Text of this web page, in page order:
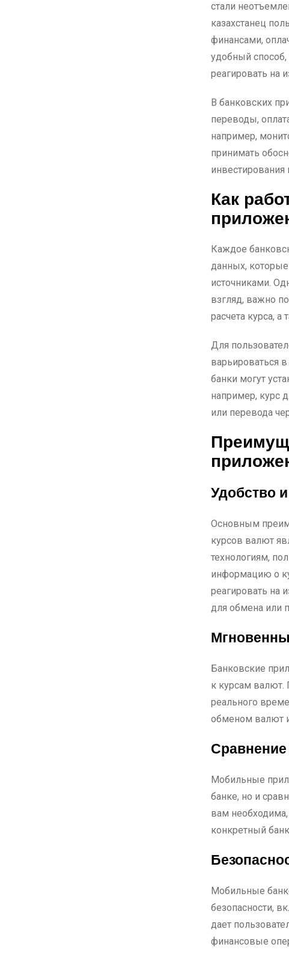
стали
казахстанец
финансами,
удобный
реагировать на
В банковских
переводы,
например,
принимать
Как
Каждое
данных,
источниками.
взгляд, важно
расчета курса,
Для
варьироваться
банки могут
например, курс
или перевода
Удобство
Основным
курсов валют
технологиям,
информацию о
реагировать на
для обмена или
Банковские
к курсам валют.
реального
обменом валют
Мобильные
банке, но и
вам
конкретный
Мобильные
безопасности,
дает
финансовые